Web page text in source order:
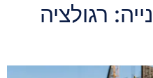
רגולציה